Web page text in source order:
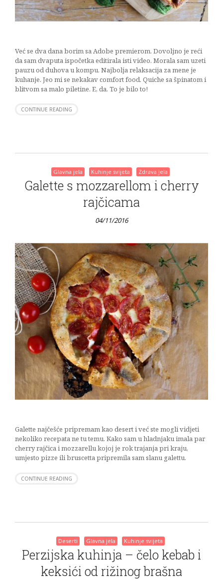
Već se dva dana borim sa Adobe premierom. Dovoljno je reći
da sam dvaputa ispočetka editirala isti video. Morala sam uzeti
pauzu od duhova u kompu. Najbolja relaksacija za mene je
kuhanje. Jeo mi se nekakav comfort food. Quiche sa špinatom i
blitvom sa malo piletine. E, da. To je bilo to!
CONTINUE READING
Glavna jela Kuhinje svijeta Zdrava jela
Galette s mozzarellom i cherry
rajčicama
04/11/2016
Galette najčešće pripremam kao desert i već ste mogli vidjeti
nekoliko recepata ne tu temu. Kako sam u hladnjaku imala par
cherry rajčica i mozzarellu kojoj je rok trajanja pri kraju,
umjesto pizze ili bruscetta pripremila sam slanu galettu.
CONTINUE READING
Deserti Glavna jela Kuhinje svijeta
Perzijska kuhinja – čelo kebab i
keksići od rižinog brašna